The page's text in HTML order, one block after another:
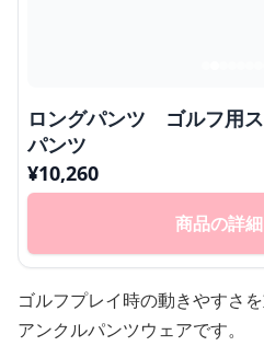
ロングパンツ ゴルフ用
パンツ
¥10,260
商品の詳
ゴルフプレイ時の動きやすさ
アンクルパンツウェアです。